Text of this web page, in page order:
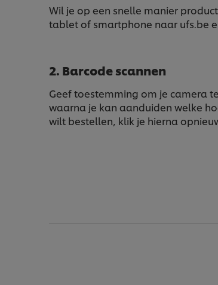
Wil je op een snelle manier
tablet of smartphone naar ufs.be
2. Barcode scannen
Geef toestemming om je camera
waarna je kan aanduiden welke
wilt bestellen, klik je hierna